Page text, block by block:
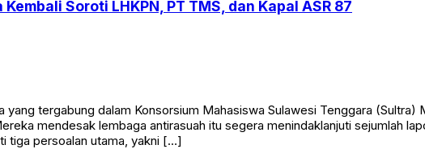
Soroti LHKPN, PT TMS, dan Kapal ASR 87
tergabung dalam Konsorsium Mahasiswa Sulawesi Tenggara
mendesak lembaga antirasuah itu segera menindaklanjuti sejumlah
tiga persoalan utama, yakni […]